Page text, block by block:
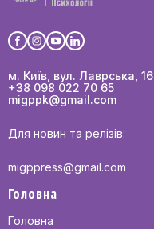
м. Київ, вул. Лаврська, 16
+38 098 022 70 65
migppk@gmail.com
Для новин та релізів:
migppress@gmail.com
Головна
Головна